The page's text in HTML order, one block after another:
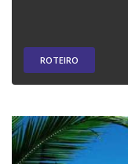
ROTEIRO